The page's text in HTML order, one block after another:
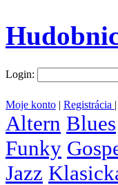
Login:
Moje konto | Registrácia |
Altern Blues
Funky
Jazz